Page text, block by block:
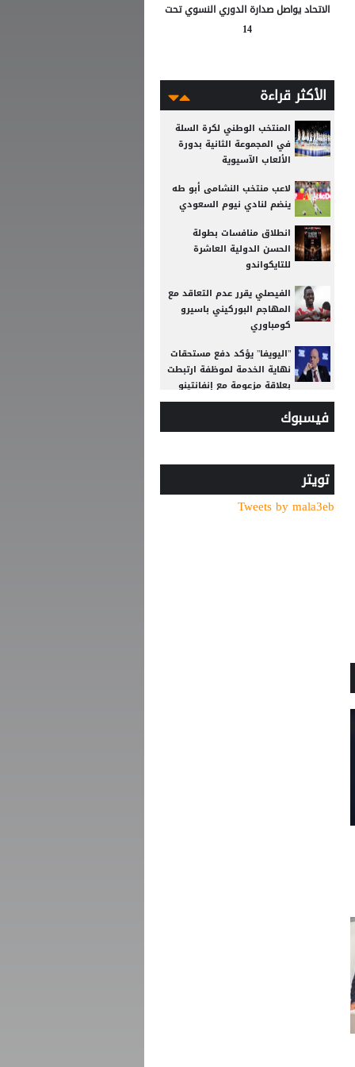
الاتحاد يواصل صدارة الدوري النسوي تحت
14
الأكثر قراءة
المنتخب الوطني لكرة السلة
في المجموعة الثانية بدورة
الألعاب الآسيوية
لاعب منتخب النشامى أبو طه
ينضم لنادي نيوم السعودي
انطلاق منافسات بطولة
الحسن الدولية العاشرة
للتايكواندو
الفيصلي يقرر عدم التعاقد مع
المهاجم البوركيني باسيرو
كومباوري
"اليويفا" يؤكد دفع مستحقات
نهاية الخدمة لموظفة ارتبطت
بعلاقة مزعومة مع إنفانتينو
مع انطلاق الموسم الكروي..
تطبيق تقنية حكم الفيديوفيسبوك
تويتر
Tweets by mala3eb